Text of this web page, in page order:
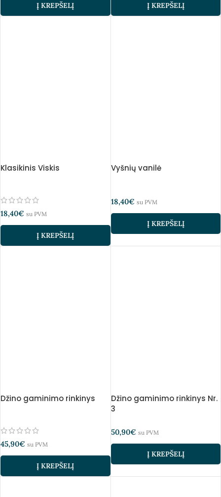
Į KREPŠELĮ Į KREPŠELĮ
Klasikinis Viskis
18,40€ su PVM
Į KREPŠELĮ
Vyšnių vanilė
18,40€ su PVM
Į KREPŠELĮ
Džino gaminimo rinkinys
45,90€ su PVM
Į KREPŠELĮ
Džino gaminimo rinkinys Nr.
3
50,90€ su PVM
Į KREPŠELĮ